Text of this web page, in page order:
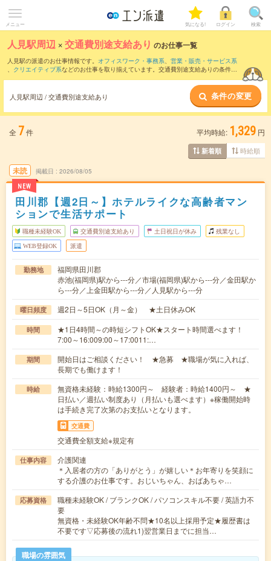
メニュー 気になる! ログイン 検索
人見駅周辺 ×交通費別途支給あり のお仕事一覧
人見駅の派遣のお仕事情報です。 オフィスワーク・事務系、 営業・販売・サービス系
、 クリエイティブ系などのお仕事を取り揃えています。交通費別途支給ありの条件の
人見駅周辺 / 交通費別途支給あり 条件の変更
全 7件 平均時給: 1,329 円
新着順 時給順
未読
NEW
掲載日 2026/08/05
田川郡【週2日～】ホテルライクな高齢者マン
ションで生活サポート
職種未経験OK 交通費別途支給あり 土日祝日が休み 残業なし
WEB登録OK 派遣
勤務地
福岡県田川郡
赤池(福岡県)駅から---分／市場(福岡県)駅から---分／金田駅か
ら---分／上金田駅から---分／人見駅から---分
曜日頻度 週2日～5日OK（月～金） ★土日休みOK
時間
★1日4時間～の時短シフトOK★スタート時間選べます！
7:00～16:009:00～17:0011:…
期間
開始日はご相談ください！ ★急募 ★職場が気に入れば、
長期でも働けます！
時給
無資格未経験：時給1300円～ 経験者：時給1400円～ ★
日払い／週払い制度あり（月払いも選べます）※稼働開始時
は手続き完了次第のお支払いとなります。
交通費
交通費全額支給※規定有
仕事内容
介護関連
＊入居者の方の「ありがとう」が嬉しい＊お年寄りを笑顔に
する介護のお仕事です。おじいちゃん、おばあちゃ…
応募資格
職種未経験OK / ブランクOK / パソコンスキル不要 / 英語力不
要
無資格・未経験OK年齢不問★10名以上採用予定★履歴書は
不要です▽応募後の流れ1)翌営業日までに担当…
職場の雰囲気